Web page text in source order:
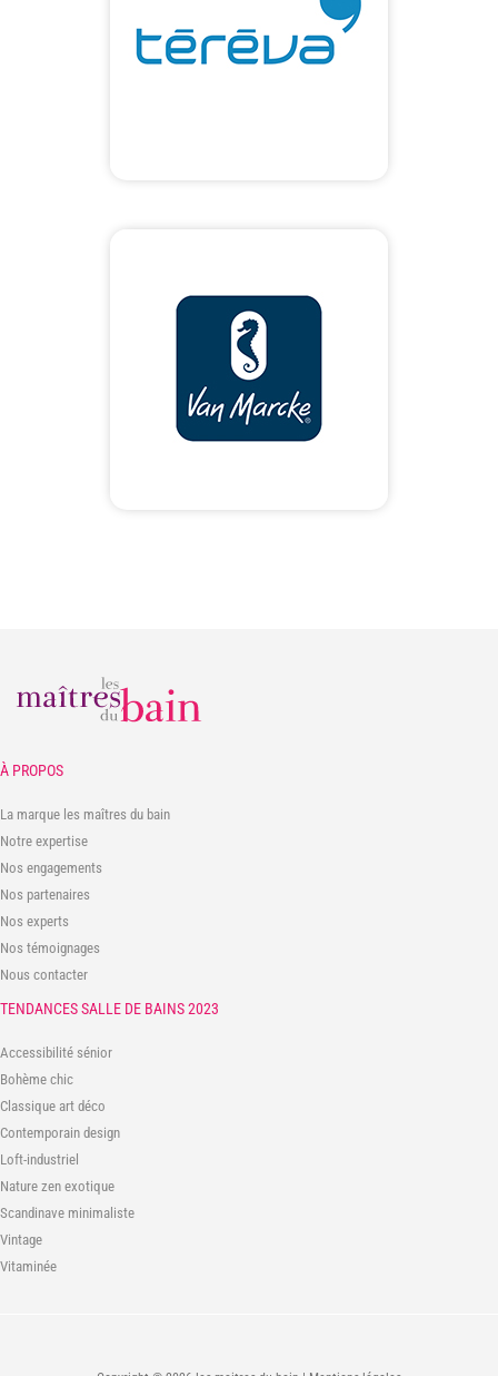
À PROPOS
La marque les maîtres du bain
Notre expertise
Nos engagements
Nos partenaires
Nos experts
Nos témoignages
Nous contacter
TENDANCES SALLE DE BAINS 2023
Accessibilité sénior
Bohème chic
Classique art déco
Contemporain design
Loft-industriel
Nature zen exotique
Scandinave minimaliste
Vintage
Vitaminée